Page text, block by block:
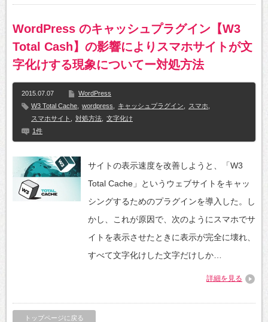
WordPress のキャッシュプラグイン【W3
Total Cash】の影響によりスマホサイトが文
字化けする現象についてー対処方法
2015.07.07
WordPress
W3 Total Cache
wordpress キャッシュプラグイン スマホ
スマホサイト
対処方法
文字化け
1件
サイトの表示速度を改善しようと、「W3
Total Cache」というウェブサイトをキャッ
シングするためのプラグインを導入した。し
かし、これが原因で、次のようにスマホでサ
イトを表示させたときに表示が完全に壊れ、
すべて文字化けした文字だけしか…
詳細を見る
トップページに戻る